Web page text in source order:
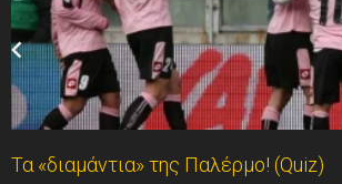
Τα «διαμάντια» της Παλέρμο! (Quiz)